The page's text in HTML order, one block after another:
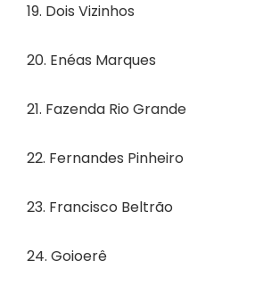
19. Dois Vizinhos
20. Enéas Marques
21. Fazenda Rio Grande
22. Fernandes Pinheiro
23. Francisco Beltrão
24. Goioerê